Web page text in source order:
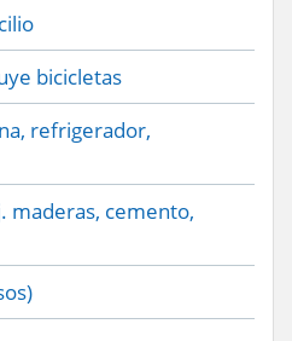
bicicletas
refrigerador,
maderas, cemento,